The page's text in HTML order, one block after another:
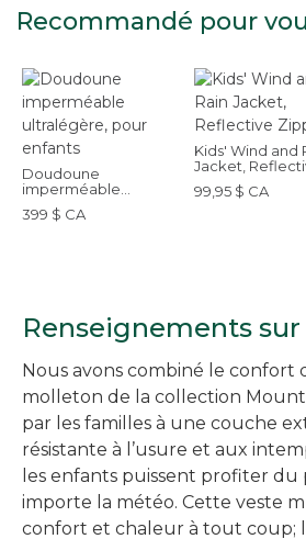
Recommandé pour
Doudoune
imperméable
ultralégère, pour
enfants
399 $ CA
Kids' Wind and
Jacket,
Zipper
99,95 $ CA
Renseignements
Nous avons combiné le confort
molleton de la collection
par les familles à une couche
résistante à l’usure et aux
les enfants puissent profiter du
importe la météo. Cette veste
confort et chaleur à tout coup;